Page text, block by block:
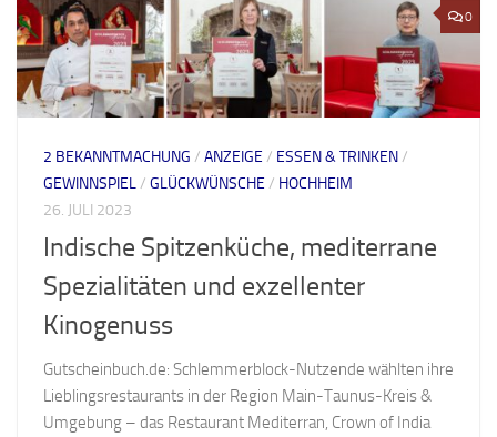
0
2 BEKANNTMACHUNG / ANZEIGE / ESSEN & TRINKEN/
GEWINNSPIEL/ GLÜCKWÜNSCHE / HOCHHEIM
26. JULI 2023
Indische Spitzenküche, mediterrane
Spezialitäten und exzellenter
Kinogenuss
Gutscheinbuch.de: Schlemmerblock-Nutzende wählten ihre
Lieblingsrestaurants in der Region Main-Taunus-Kreis &
Umgebung – das Restaurant Mediterran, Crown of India